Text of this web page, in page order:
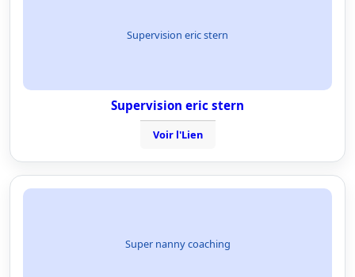
Supervision eric stern
Supervision eric stern
Voir l'Lien
Super nanny coaching